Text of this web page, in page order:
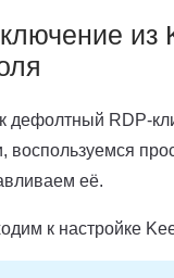
из
дефолтный RDP-
воспользуемся
её.
к настройке